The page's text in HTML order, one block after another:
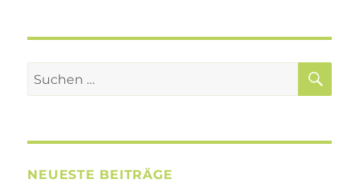
Suchen
nach:
NEUESTE BEITRÄGE